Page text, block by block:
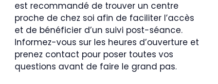
est recommandé de trouver un centre
proche de chez soi afin de faciliter l’accès
et de bénéficier d’un suivi post-séance.
Informez-vous sur les heures d’ouverture et
prenez contact pour poser toutes vos
questions avant de faire le grand pas.